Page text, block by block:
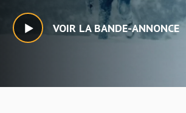
VOIR LA BANDE-ANNONCE